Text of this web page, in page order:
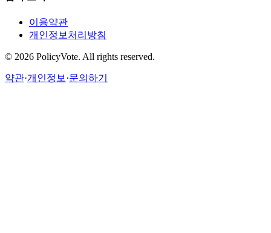
이용약관
개인정보처리방침
© 2026 PolicyVote. All rights reserved.
약관·개인정보 ·문의하기